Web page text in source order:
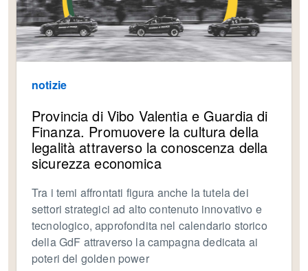
notizie
Provincia di Vibo Valentia e Guardia di
Finanza. Promuovere la cultura della
legalità attraverso la conoscenza della
sicurezza economica
Tra i temi affrontati figura anche la tutela dei
settori strategici ad alto contenuto innovativo e
tecnologico, approfondita nel calendario storico
della GdF attraverso la campagna dedicata ai
poteri del golden power